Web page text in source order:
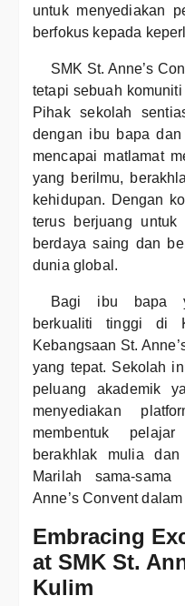
untuk menyediakan
berfokus kepada
SMK St. Anne’s
tetapi sebuah
Pihak sekolah
dengan ibu bapa dan
mencapai matlamat
yang berilmu,
kehidupan. Dengan
terus berjuang untuk
berdaya saing dan
dunia global.
Bagi ibu bapa
berkualiti tinggi di
Kebangsaan St.
yang tepat. Sekolah
peluang akademik
menyediakan
membentuk
berakhlak mulia
Marilah sama-
Anne’s Convent
Embracing
at SMK St.
Kulim